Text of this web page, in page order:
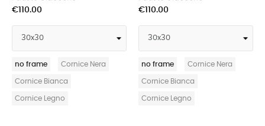
€110.00
no frame Cornice Nera
Cornice Bianca
Cornice Legno
€110.00
no frame Cornice Nera
Cornice Bianca
Cornice Legno